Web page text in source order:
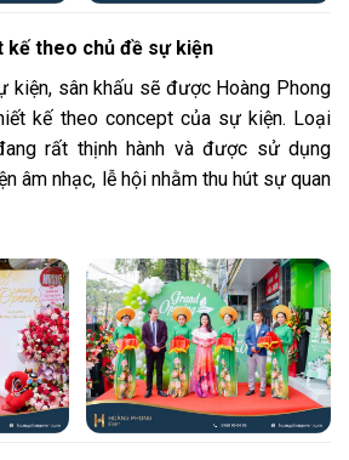
kế theo chủ đề sự kiện
kiện, sân khấu sẽ được Hoàng Phong
kế theo concept của sự kiện. Loại
rất thịnh hành và được sử dụng
âm nhạc, lễ hội nhằm thu hút sự quan